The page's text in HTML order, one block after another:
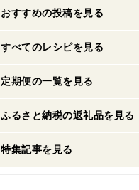
おすすめの投稿を見る
すべてのレシピを見る
定期便の一覧を見る
ふるさと納税の返礼品を見る
特集記事を見る